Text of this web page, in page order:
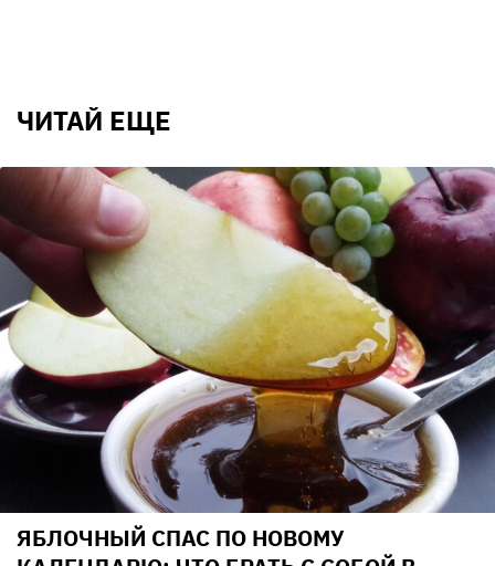
ЧИТАЙ ЕЩЕ
ЯБЛОЧНЫЙ СПАС ПО НОВОМУ